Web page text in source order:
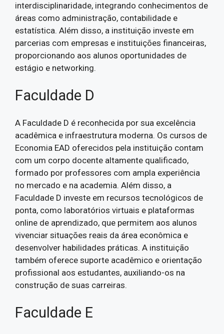
interdisciplinaridade, integrando conhecimentos de
áreas como administração, contabilidade e
estatística. Além disso, a instituição investe em
parcerias com empresas e instituições financeiras,
proporcionando aos alunos oportunidades de
estágio e networking.
Faculdade D
A Faculdade D é reconhecida por sua excelência
acadêmica e infraestrutura moderna. Os cursos de
Economia EAD oferecidos pela instituição contam
com um corpo docente altamente qualificado,
formado por professores com ampla experiência
no mercado e na academia. Além disso, a
Faculdade D investe em recursos tecnológicos de
ponta, como laboratórios virtuais e plataformas
online de aprendizado, que permitem aos alunos
vivenciar situações reais da área econômica e
desenvolver habilidades práticas. A instituição
também oferece suporte acadêmico e orientação
profissional aos estudantes, auxiliando-os na
construção de suas carreiras.
Faculdade E